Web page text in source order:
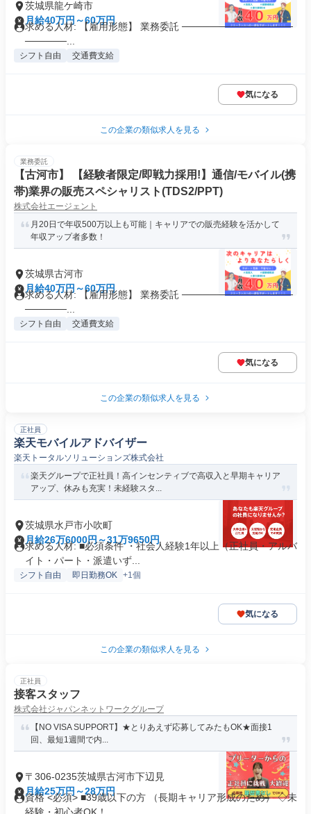
茨城県龍ケ崎市
月給40万円～60万円
求める人材: 【雇用形態】 業務委託 ────────────────
──────...
シフト自由 交通費支給
気になる
この企業の類似求人を見る
業務委託
【古河市】 【経験者限定/即戦力採用!】通信/モバイル(携
帯)業界の販売スペシャリスト(TDS2/PPT)
株式会社エージェント
月20日で年収500万以上も可能｜キャリアでの販売経験を活かして
年収アップ者多数！
茨城県古河市
月給40万円～60万円
求める人材: 【雇用形態】 業務委託 ────────────────
──────...
シフト自由 交通費支給
気になる
この企業の類似求人を見る
正社員
楽天モバイルアドバイザー
楽天トータルソリューションズ株式会社
楽天グループで正社員！高インセンティブで高収入と早期キャリア
アップ、休みも充実！未経験スタ...
茨城県水戸市小吹町
月給26万6000円～31万9650円
求める人材: ■必須条件 ・社会人経験1年以上（正社員・アルバ
イト・パート・派遣いず...
シフト自由 即日勤務OK +1個
気になる
この企業の類似求人を見る
正社員
接客スタッフ
株式会社ジャパンネットワークグループ
【NO VISA SUPPORT】★とりあえず応募してみたもOK★面接1
回、最短1週間で内...
〒306-0235茨城県古河市下辺見
月給25万円～28万円
資格 <必須> ■39歳以下の方 （長期キャリア形成のため） ◇未